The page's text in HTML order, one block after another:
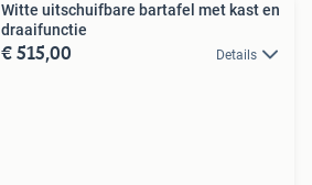
Witte uitschuifbare bartafel met kast en
draaifunctie
€ 515,00 Details